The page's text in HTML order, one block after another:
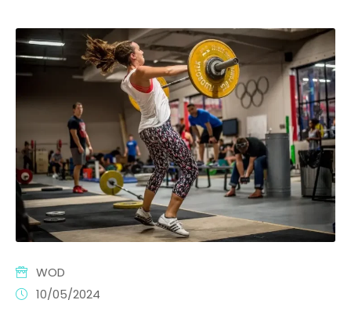
WOD
10/05/2024